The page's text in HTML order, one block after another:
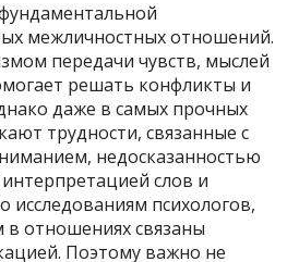
межличностных отношений.
передачи чувств, мыслей
решать конфликты и
даже в самых прочных
трудности, связанные с
недосказанностью
слов и
исследованиям психологов,
в отношениях связаны
Поэтому важно не